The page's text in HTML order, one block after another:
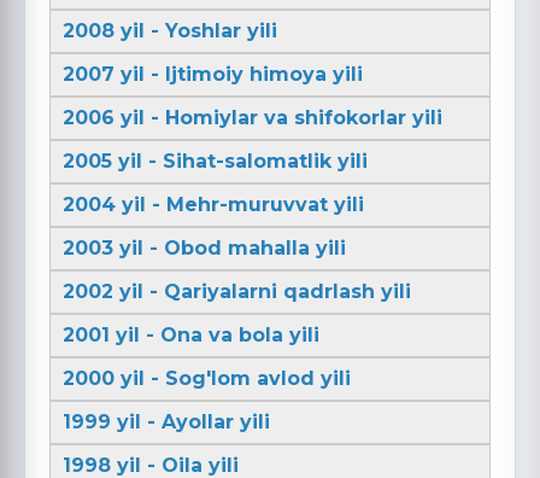
2008 yil - Yoshlar yili
2007 yil - Ijtimoiy himoya yili
2006 yil - Homiylar va shifokorlar yili
2005 yil - Sihat-salomatlik yili
2004 yil - Mehr-muruvvat yili
2003 yil - Obod mahalla yili
2002 yil - Qariyalarni qadrlash yili
2001 yil - Ona va bola yili
2000 yil - Sog'lom avlod yili
1999 yil - Ayollar yili
1998 yil - Oila yili